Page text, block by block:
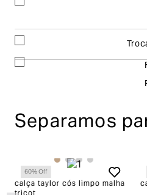
dias corridos, a contar do
envio do produto e
Garage, você receberá um
Separamos
calça taylor cós limpo malha
60% Off